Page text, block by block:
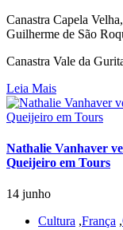
Canastra Capela
Guilherme de São
Canastra Vale da
Leia Mais
Nathalie Vanhaver
Queijeiro em Tours
14 junho
Cultura ,França ,